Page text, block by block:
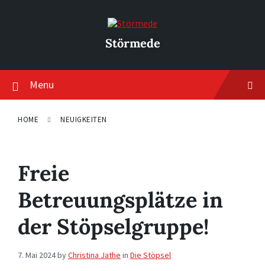
Störmede
Menu
HOME NEUIGKEITEN
Freie
Betreuungsplätze in
der Stöpselgruppe!
7. Mai 2024byChristina Jathe in Die Stöpsel